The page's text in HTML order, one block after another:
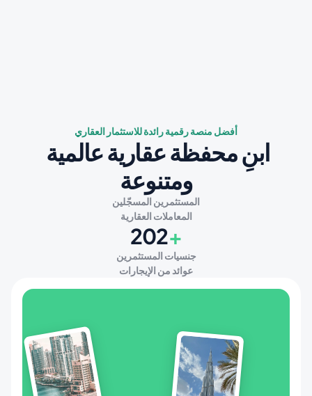
أفضل منصة رقمية رائدة للاستثمار العقاري
ومتنوعة
المستثمرين المسجّلين
المعاملات العقارية
202+
جنسيات المستثمرين
عوائد من الإيجارات